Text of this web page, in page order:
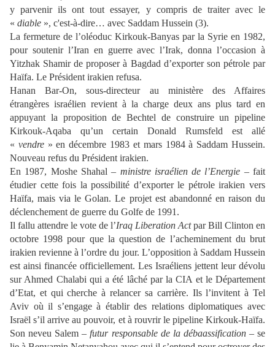
y parvenir ils ont tout essayer, y compris de traiter avec le
« diable », c'est-à-dire… avec Saddam Hussein (3).
La fermeture de l’oléoduc Kirkouk-Banyas par la Syrie en 1982,
pour soutenir l’Iran en guerre avec l’Irak, donna l’occasion à
Yitzhak Shamir de proposer à Bagdad d’exporter son pétrole par
Haïfa. Le Président irakien refusa.
Hanan Bar-On, sous-directeur au ministère des Affaires
étrangères israélien revient à la charge deux ans plus tard en
appuyant la proposition de Bechtel de construire un pipeline
Kirkouk-Aqaba qu’un certain Donald Rumsfeld est allé
« vendre » en décembre 1983 et mars 1984 à Saddam Hussein.
Nouveau refus du Président irakien.
En 1987, Moshe Shahal – ministre israélien de l’Energie – fait
étudier cette fois la possibilité d’exporter le pétrole irakien vers
Haïfa, mais via le Golan. Le projet est abandonné en raison du
déclenchement de guerre du Golfe de 1991.
Il fallu attendre le vote de l’Iraq Liberation Actpar Bill Clinton en
octobre 1998 pour que la question de l’acheminement du brut
irakien revienne à l’ordre du jour. L’opposition à Saddam Hussein
est ainsi financée officiellement. Les Israéliens jettent leur dévolu
sur Ahmed Chalabi qui a été lâché par la CIA et le Département
d’Etat, et qui cherche à relancer sa carrière. Ils l’invitent à Tel
Aviv où il s’engage à établir des relations diplomatiques avec
Israël s’il arrive au pouvoir, et à rouvrir le pipeline Kirkouk-Haïfa.
Son neveu Salem –futur responsable de la débaassification– se